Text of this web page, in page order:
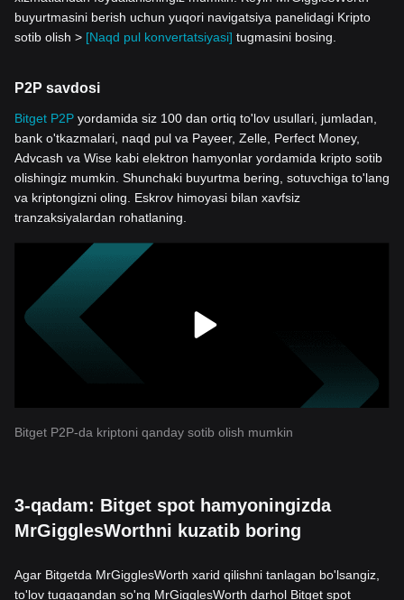
buyurtmasini berish uchun yuqori navigatsiya panelidagi Kripto
sotib olish > [Naqd pul konvertatsiyasi] tugmasini bosing.
P2P savdosi
Bitget P2P yordamida siz 100 dan ortiq to'lov usullari, jumladan,
bank o'tkazmalari, naqd pul va Payeer, Zelle, Perfect Money,
Advcash va Wise kabi elektron hamyonlar yordamida kripto sotib
olishingiz mumkin. Shunchaki buyurtma bering, sotuvchiga to'lang
va kriptongizni oling. Eskrov himoyasi bilan xavfsiz
tranzaksiyalardan rohatlaning.
Bitget P2P-da kriptoni qanday sotib olish mumkin
3-qadam: Bitget spot hamyoningizda
MrGigglesWorthni kuzatib boring
Agar Bitgetda MrGigglesWorth xarid qilishni tanlagan bo'lsangiz,
to'lov tugagandan so'ng MrGigglesWorth darhol Bitget spot